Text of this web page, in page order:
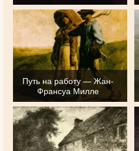
Путь на работу — Жан-
Франсуа Милле